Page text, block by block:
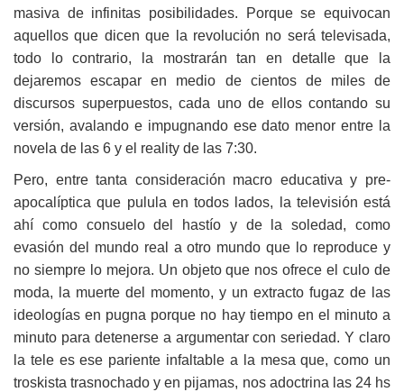
masiva de infinitas posibilidades. Porque se equivocan
aquellos que dicen que la revolución no será televisada,
todo lo contrario, la mostrarán tan en detalle que la
dejaremos escapar en medio de cientos de miles de
discursos superpuestos, cada uno de ellos contando su
versión, avalando e impugnando ese dato menor entre la
novela de las 6 y el reality de las 7:30.
Pero, entre tanta consideración macro educativa y pre-
apocalíptica que pulula en todos lados, la televisión está
ahí como consuelo del hastío y de la soledad, como
evasión del mundo real a otro mundo que lo reproduce y
no siempre lo mejora. Un objeto que nos ofrece el culo de
moda, la muerte del momento, y un extracto fugaz de las
ideologías en pugna porque no hay tiempo en el minuto a
minuto para detenerse a argumentar con seriedad. Y claro
la tele es ese pariente infaltable a la mesa que, como un
troskista trasnochado y en pijamas, nos adoctrina las 24 hs